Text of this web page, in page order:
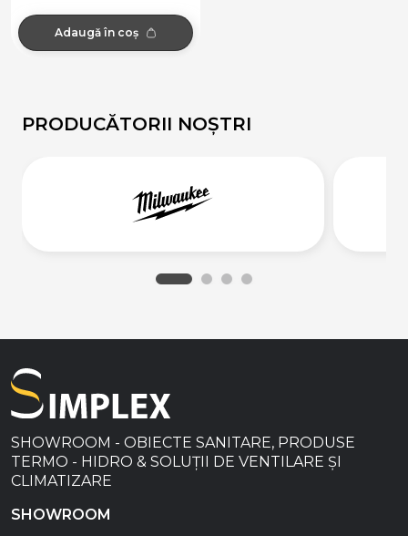
Adaugă în coș
PRODUCĂTORII NOȘTRI
SHOWROOM - OBIECTE SANITARE, PRODUSE
TERMO - HIDRO & SOLUȚII DE VENTILARE ȘI
CLIMATIZARE
SHOWROOM